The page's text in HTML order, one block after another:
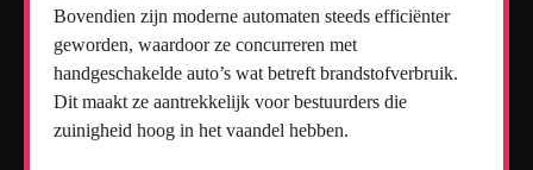
Bovendien zijn moderne automaten steeds efficiënter
geworden, waardoor ze concurreren met
handgeschakelde auto’s wat betreft brandstofverbruik.
Dit maakt ze aantrekkelijk voor bestuurders die
zuinigheid hoog in het vaandel hebben.